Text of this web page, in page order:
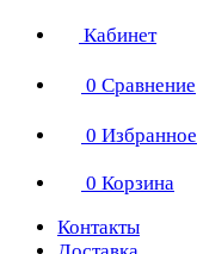
Кабинет
0 Сравнение
0 Избранное
0 Корзина
Контакты